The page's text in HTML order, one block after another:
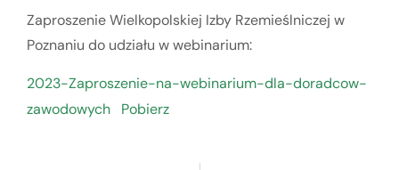
Zaproszenie Wielkopolskiej Izby Rzemieślniczej w
Poznaniu do udziału w webinarium:
2023-Zaproszenie-na-webinarium-dla-doradcow-
zawodowych
Pobierz